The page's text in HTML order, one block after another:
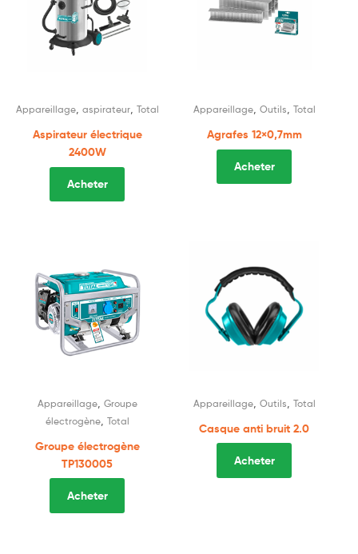
Appareillage, aspirateur, Total
Aspirateur électrique
2400W
Acheter
Appareillage, Outils Total
Agrafes 12×0,7mm
Acheter
Appareillage, Groupe
électrogène, Total
Groupe électrogène
TP130005
Acheter
Appareillage, Outils Total
Casque anti bruit 2.0
Acheter